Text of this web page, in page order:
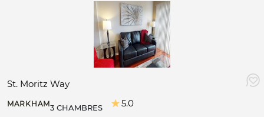
St. Moritz Way
MARKHAM3 CHAMBRES 5.0